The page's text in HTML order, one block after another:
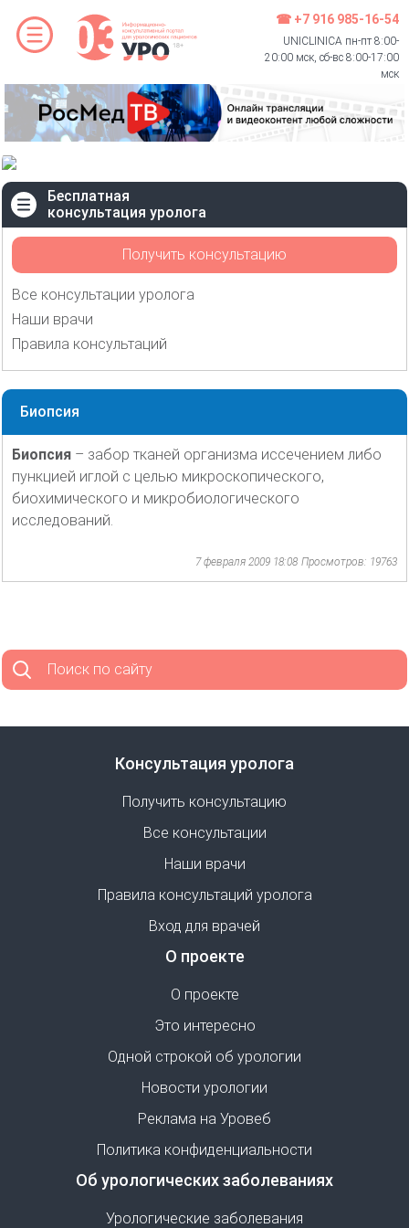
☎ +7 916 985-16-54
UNICLINICA пн-пт 8:00-
20:00 мск, сб-вс 8:00-17:00
мск
Бесплатная
консультация уролога
Получить консультацию
Все консультации уролога
Наши врачи
Правила консультаций
Биопсия
Биопсия – забор тканей организма иссечением либо
пункцией иглой с целью микроскопического,
биохимического и микробиологического
исследований.
7 февраля 2009 18:08 Просмотров: 19763
Поиск по сайту
Консультация уролога
Получить консультацию
Все консультации
Наши врачи
Правила консультаций уролога
Вход для врачей
О проекте
О проекте
Это интересно
Одной строкой об урологии
Новости урологии
Реклама на Уровеб
Политика конфиденциальности
Об урологических заболеваниях
Урологические заболевания